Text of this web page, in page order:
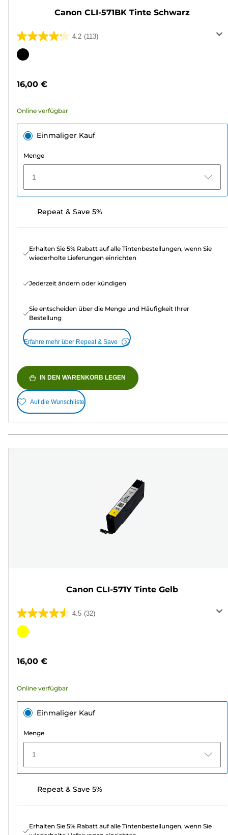
Canon CLI-571BK Tinte Schwarz
4.2 (113)
4.2
von
113
Farbpatrone
16,00 €
Online verfügbar
Einmaliger Kauf
Menge
1
Repeat & Save 5%
Erhalten Sie 5% Rabatt auf alle Tintenbestellungen, wenn Sie
wiederholte Lieferungen einrichten
Jederzeit ändern oder kündigen
Sie entscheiden über die Menge und Häufigkeit Ihrer
Bestellung
Erfahre mehr über Repeat & Save
IN DEN WARENKORB LEGEN
Auf die Wunschliste
Canon CLI-571Y Tinte Gelb
4.5 (32)
4.5
von
32
Farbpatrone
16,00 €
Online verfügbar
Einmaliger Kauf
Menge
1
Repeat & Save 5%
Erhalten Sie 5% Rabatt auf alle Tintenbestellungen, wenn Sie